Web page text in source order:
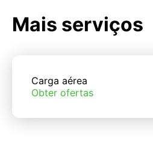
Mais serviços
Carga aérea
Obter ofertas